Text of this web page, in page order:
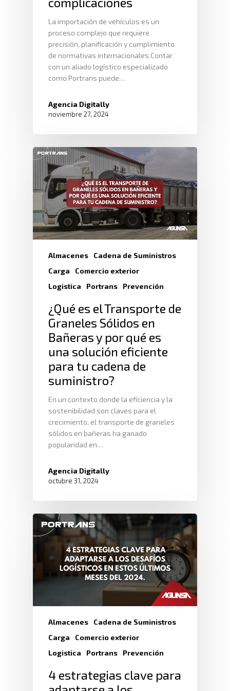
La importación de vehículos es un
proceso complejo que requiere
precisión, planificación y cumplimiento
de normativas internacionales.Contar
con un aliado logístico especializado
como Portrans puede…
Agencia Digitally
noviembre 27, 2024
Almacenes
Cadena de Suministros
Carga
Comercio exterior
Logistica
Portrans Prevención
¿Qué es el Transporte de
Graneles Sólidos en
Bañeras y por qué es
una solución eficiente
para tu cadena de
suministro?
En un contexto donde la eficiencia y la
sostenibilidad son claves para el
crecimiento, el transporte de graneles
sólidos en bañeras ha ganado
popularidad en…
Agencia Digitally
octubre 31, 2024
Almacenes
Cadena de Suministros
Carga
Comercio exterior
Logistica
Portrans Prevención
4 estrategias clave para